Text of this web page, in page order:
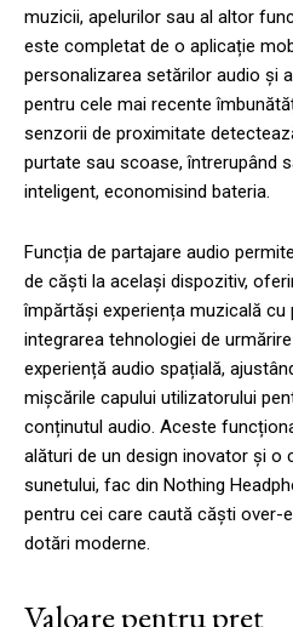
muzicii, apelurilor sau al altor
este completat de o aplicație
personalizarea setărilor audio și
pentru cele mai recente
senzorii de proximitate
purtate sau scoase, întrerupând
inteligent, economisind bateria.
Funcția de partajare audio
de căști la același dispozitiv,
împărtăși experiența muzicală cu
integrarea tehnologiei de
experiență audio spațială,
mișcările capului utilizatorului
conținutul audio. Aceste
alături de un design inovator și o
sunetului, fac din Nothing
pentru cei care caută căști over-
dotări moderne.
Valoare pentru preț